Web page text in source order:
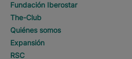
Fundación Iberostar
The-Club
Quiénes somos
Expansión
RSC